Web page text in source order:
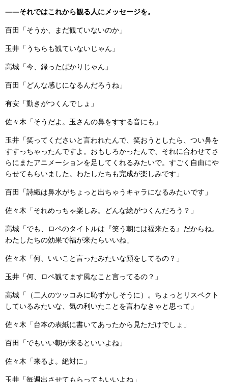
――それではこれから観る人にメッセージを。
百田「そうか、まだ観ていないのか」
玉井「うちらも観ていないじゃん」
高城「今、録ったばかりじゃん」
百田「どんな感じになるんだろうね」
有安「動きがつくんでしょ」
佐々木「そうだよ。玉さんの鼻をすする音にも」
玉井「笑ってくださいと言われたんで、笑おうとしたら、つい鼻を
すすっちゃったんですよ。おもしろかったんで、それに合わせてさ
らにまたアニメーションを足してくれるみたいで。すごく自由にや
らせてもらいました。わたしたちも完成が楽しみです」
百田「詩織は鼻水がちょっと出ちゃうキャラになるみたいです」
佐々木「それめっちゃ楽しみ。どんな絵がつくんだろう？」
高城「でも、ロペのタイトルは『笑う朝には福来たる』だからね。
わたしたちの効果で福が来たらいいね」
佐々木「何、いいこと言ったみたいな顔をしてるの？」
玉井「何、ロペ観てます風なこと言ってるの？」
高城「（二人のツッコみに恥ずかしそうに）。ちょっとリスペクト
しているみたいな、気の利いたことを言わなきゃと思って」
佐々木「台本の表紙に書いてあったから見ただけでしょ」
百田「でもいい朝が来るといいよね」
佐々木「来るよ。絶対に」
玉井「毎週出させてもらってもいいよね」